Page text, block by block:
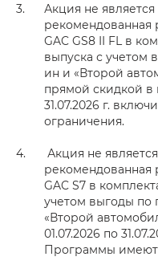
Акция не
рекомендованная
GAC GS8 II FL в
выпуска с учетом
ин и «Второй
прямой скидкой в
31.07.2026 г.
ограничения.
Акция не
рекомендованная
GAC S7 в
учетом выгоды
«Второй
01.07.2026 по
Программы имеют